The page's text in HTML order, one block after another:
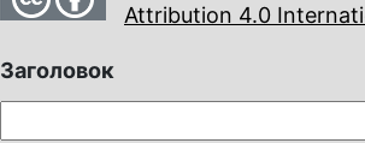
Attribution 4.0
Заголовок